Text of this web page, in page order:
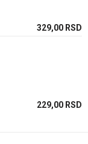
329,00 RSD
229,00 RSD